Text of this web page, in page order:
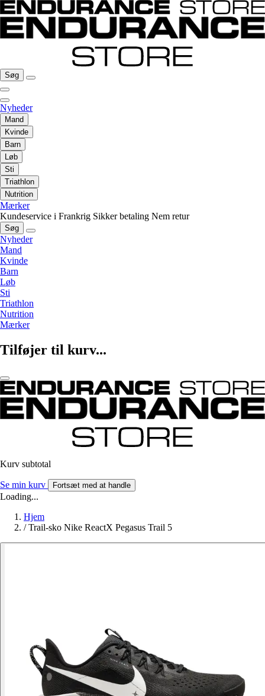
Søg
Nyheder
Mand
Kvinde
Barn
Løb
Sti
Triathlon
Nutrition
Mærker
Kundeservice i Frankrig Sikker betaling Nem retur
Søg
Nyheder
Mand
Kvinde
Barn
Løb
Sti
Triathlon
Nutrition
Mærker
Tilføjer til kurv...
Kurv subtotal
Se min kurv Fortsæt med at handle
Loading...
Hjem
/ Trail-sko Nike ReactX Pegasus Trail 5